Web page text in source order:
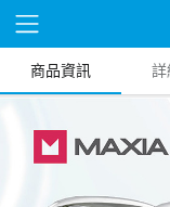
商品資訊 詳